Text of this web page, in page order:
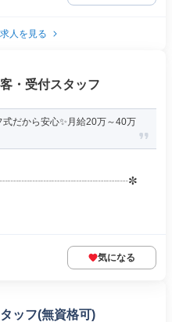
人を見る
・受付スタッフ
だから安心✨月給20万～40万
気になる
ッフ(無資格可)